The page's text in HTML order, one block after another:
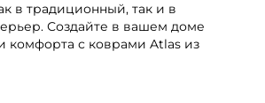
в традиционный, так и в
Создайте в вашем доме
комфорта с коврами Atlas из